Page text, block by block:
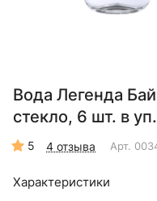
Вода Легенда
стекло, 6 шт. в уп.
5 4 отзыва Арт.
Характеристики